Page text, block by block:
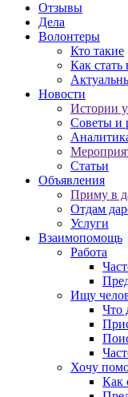
Отзывы
Дела
Волонтеры
Кто такие
Как стать
Новости
Истории
Советы и
Статьи
Объявления
Приму в
Отдам
Услуги
Взаимопомощь
Работа
Ищу
Что
Хочу
Как